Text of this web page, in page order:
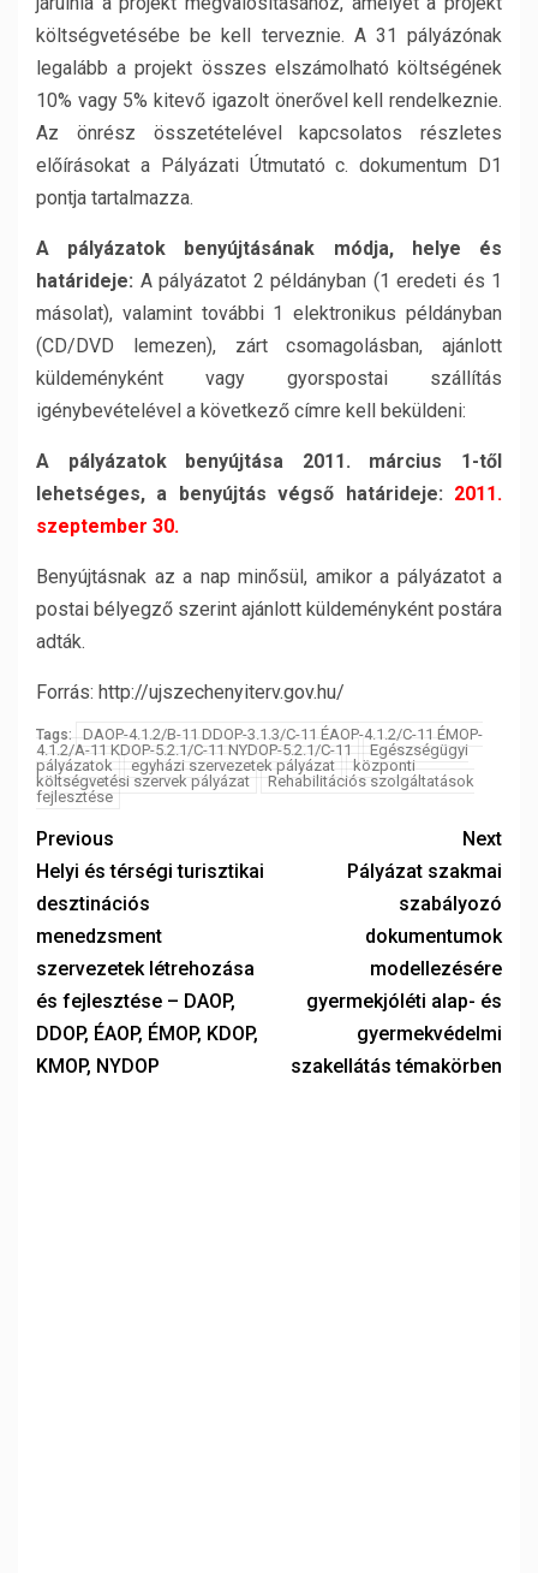
költségvetésébe be kell terveznie. A 31 pályázónak
legalább a projekt összes elszámolható költségének
10% vagy 5% kitevő igazolt önerővel kell rendelkeznie.
Az önrész összetételével kapcsolatos részletes
előírásokat a Pályázati Útmutató c. dokumentum D1
pontja tartalmazza.
A pályázatok benyújtásának módja, helye és
határideje: A pályázatot 2 példányban (1 eredeti és 1
másolat), valamint további 1 elektronikus példányban
(CD/DVD lemezen), zárt csomagolásban, ajánlott
küldeményként vagy gyorspostai szállítás
igénybevételével a következő címre kell beküldeni:
A pályázatok benyújtása 2011. március 1-től
lehetséges, a benyújtás végső határideje: 2011.
szeptember 30.
Benyújtásnak az a nap minősül, amikor a pályázatot a
postai bélyegző szerint ajánlott küldeményként postára
adták.
Forrás: http://ujszechenyiterv.gov.hu/
Tags:
DAOP-4.1.2/B-11 DDOP-3.1.3/C-11 ÉAOP-4.1.2/C-11 ÉMOP-
4.1.2/A-11 KDOP-5.2.1/C-11 NYDOP-5.2.1/C-11
Egészségügyi
pályázatok
egyházi szervezetek pályázat
központi
költségvetési szervek pályázat
Rehabilitációs szolgáltatások
fejlesztése
Previous
Helyi és térségi turisztikai
desztinációs
menedzsment
szervezetek létrehozása
és fejlesztése – DAOP,
DDOP, ÉAOP, ÉMOP, KDOP,
KMOP, NYDOP
Next
Pályázat szakmai
szabályozó
dokumentumok
modellezésére
gyermekjóléti alap- és
gyermekvédelmi
szakellátás témakörben